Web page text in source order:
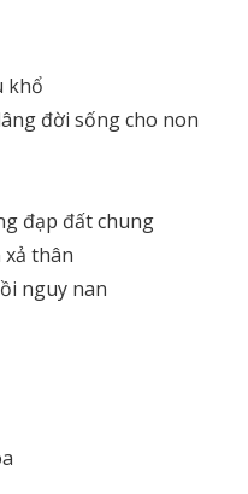
khổ
đời sống cho non
đạp đất chung
thân
nguy nan